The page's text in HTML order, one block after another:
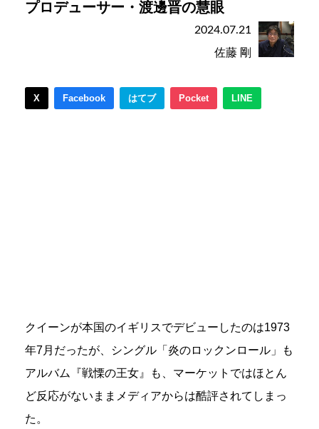
プロデューサー・渡邊晋の慧眼
2024.07.21
佐藤 剛
X Facebook はてブ Pocket LINE
クイーンが本国のイギリスでデビューしたのは1973
年7月だったが、シングル「炎のロックンロール」も
アルバム『戦慄の王女』も、マーケットではほとん
ど反応がないままメディアからは酷評されてしまっ
た。